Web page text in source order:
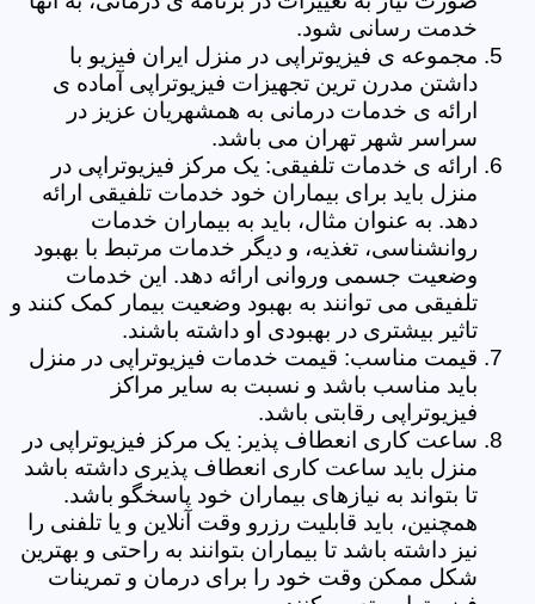
خدمت رسانی شود.
مجموعه ی فیزیوتراپی در منزل ایران فیزیو با
داشتن مدرن ترین تجهیزات فیزیوتراپی آماده ی
ارائه ی خدمات درمانی به همشهریان عزیز در
سراسر شهر تهران می باشد.
ارائه ی خدمات تلفیقی: یک مرکز فیزیوتراپی در
منزل باید برای بیماران خود خدمات تلفیقی ارائه
دهد. به عنوان مثال، باید به بیماران خدمات
روانشناسی، تغذیه، و دیگر خدمات مرتبط با بهبود
وضعیت جسمی وروانی ارائه دهد. این خدمات
تلفیقی می توانند به بهبود وضعیت بیمار کمک کنند و
تاثیر بیشتری در بهبودی او داشته باشند.
قیمت مناسب: قیمت خدمات فیزیوتراپی در منزل
باید مناسب باشد و نسبت به سایر مراکز
فیزیوتراپی رقابتی باشد.
ساعت کاری انعطاف پذیر: یک مرکز فیزیوتراپی در
منزل باید ساعت کاری انعطاف پذیری داشته باشد
تا بتواند به نیازهای بیماران خود پاسخگو باشد.
همچنین، باید قابلیت رزرو وقت آنلاین و یا تلفنی را
نیز داشته باشد تا بیماران بتوانند به راحتی و بهترین
شکل ممکن وقت خود را برای درمان و تمرینات